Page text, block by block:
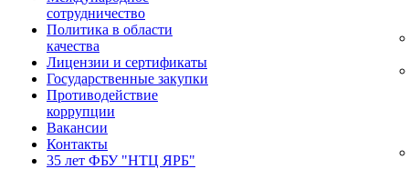
сотрудничество
Политика в области
качества
Лицензии и сертификаты
Государственные закупки
Противодействие
коррупции
Вакансии
Контакты
35 лет ФБУ "НТЦ ЯРБ"